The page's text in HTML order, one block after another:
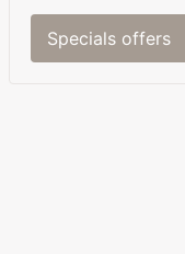
Specials offers